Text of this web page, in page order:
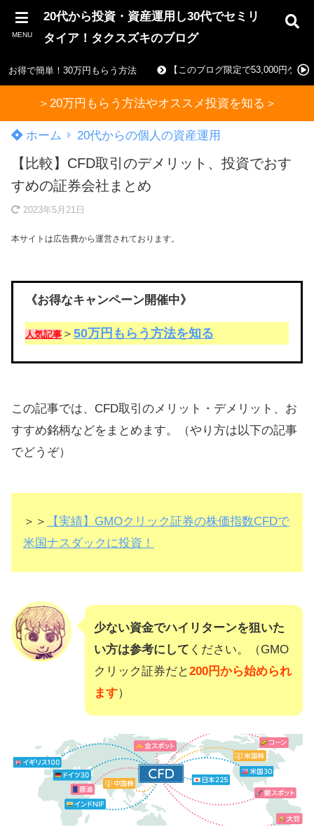
MENU
20代から投資・資産運用し30代でセミリ
タイア！タクスズキのブログ
お得で簡単！30万円もらう方法 【このブログ限定で53,000円ゲッ
＞20万円もらう方法やオススメ投資を知る＞
ホーム 20代からの個人の資産運用
【比較】CFD取引のデメリット、投資でおす
すめの証券会社まとめ
2023年5月21日
本サイトは広告費から運営されております。
《お得なキャンペーン開催中》
人気記事 ＞ 50万円もらう方法を知る
この記事では、CFD取引のメリット・デメリット、お
すすめ銘柄などをまとめます。（やり方は以下の記事
でどうぞ）
＞＞
【実績】GMOクリック証券の株価指数CFDで
米国ナスダックに投資！
少ない資金でハイリターンを狙いた
い方は参考にして ください。（GMO
クリック証券だと200円から始められ
ます）